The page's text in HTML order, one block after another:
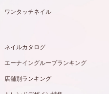
ワンタッチネイル
ネイルカタログ
エーナイングループランキング
店舗別ランキング